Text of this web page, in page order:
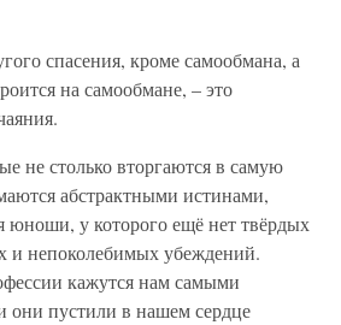
спасения, кроме самообмана, а
на самообмане, – это
не столько вторгаются в самую
абстрактными истинами,
юноши, у которого ещё нет твёрдых
и непоколебимых убеждений.
кажутся нам самыми
пустили в нашем сердце